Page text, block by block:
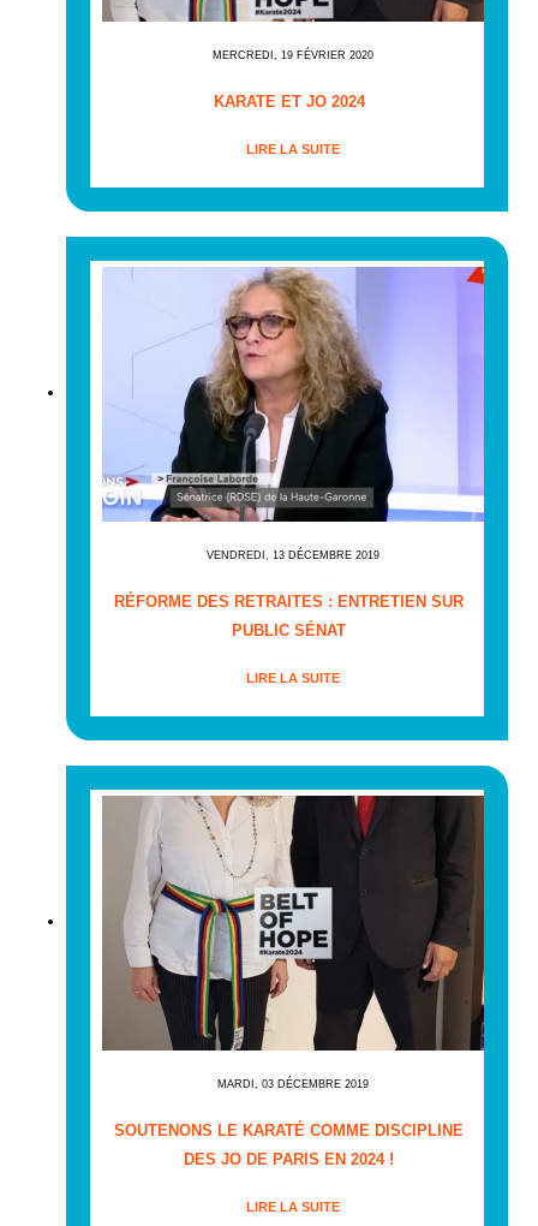
MERCREDI, 19 FÉVRIER 2020
KARATE ET JO 2024
LIRE LA SUITE
VENDREDI, 13 DÉCEMBRE 2019
RÉFORME DES RETRAITES : ENTRETIEN SUR
PUBLIC SÉNAT
LIRE LA SUITE
MARDI, 03 DÉCEMBRE 2019
SOUTENONS LE KARATÉ COMME DISCIPLINE
DES JO DE PARIS EN 2024 !
LIRE LA SUITE